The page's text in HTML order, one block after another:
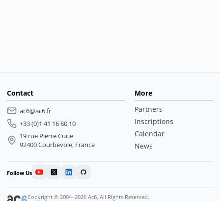
Contact
ac6@ac6.fr
+33 (0)1 41 16 80 10
19 rue Pierre Curie
92400 Courbevoie, France
More
Partners
Inscriptions
Calendar
News
Follow Us
Copyright © 2004–2026 Ac6. All Rights Reserved.